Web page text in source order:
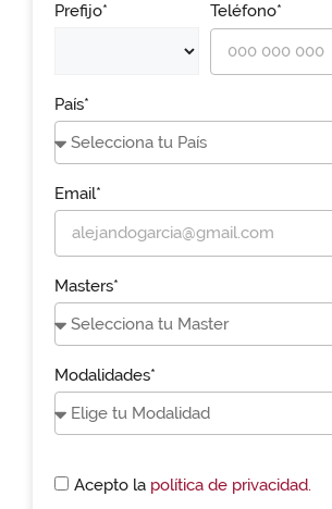
Prefijo* Teléfono*
País*
Email*
Masters*
Modalidades*
Acepto la política de privacidad.